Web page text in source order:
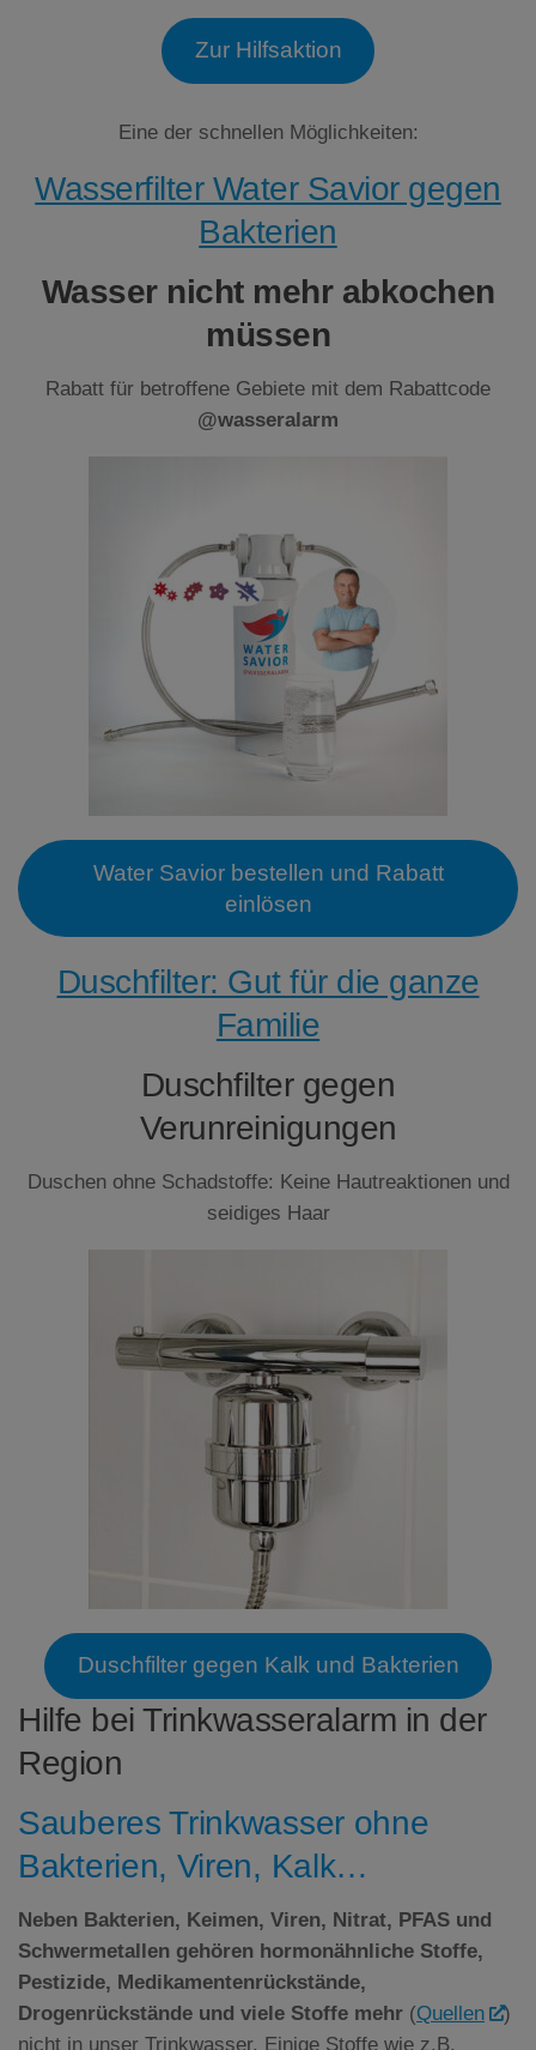
Zur Hilfsaktion
Eine der schnellen Möglichkeiten:
Wasserfilter Water Savior gegen
Bakterien
Wasser nicht mehr abkochen
müssen
Rabatt für betroffene Gebiete mit dem Rabattcode
@wasseralarm
Water Savior bestellen und Rabatt
einlösen
Duschfilter: Gut für die ganze
Familie
Duschfilter gegen
Verunreinigungen
Duschen ohne Schadstoffe: Keine Hautreaktionen und
seidiges Haar
Duschfilter gegen Kalk und Bakterien
Hilfe bei Trinkwasseralarm in der
Region
Sauberes Trinkwasser ohne
Bakterien, Viren, Kalk…
Neben Bakterien, Keimen, Viren, Nitrat, PFAS und
Schwermetallen gehören hormonähnliche Stoffe,
Pestizide, Medikamentenrückstände,
Drogenrückstände und viele Stoffe mehr (Quellen
)
nicht in unser Trinkwasser. Einige Stoffe wie z.B.